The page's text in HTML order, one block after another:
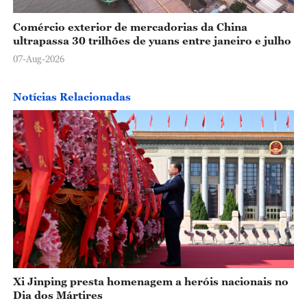
Comércio exterior de mercadorias da China
ultrapassa 30 trilhões de yuans entre janeiro e julho
07-Aug-2026
Notícias Relacionadas
Xi Jinping presta homenagem a heróis nacionais no
Dia dos Mártires